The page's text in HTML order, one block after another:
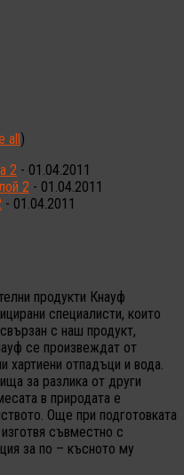
all)
2 - 01.04.2011
2 - 01.04.2011
- 01.04.2011
продукти Кнауф
специалисти, които
с наш продукт,
се произвеждат от
хартиени отпадъци и вода.
за разлика от други
в природата е
Още при подготовката
съвместно с
за по – късното му